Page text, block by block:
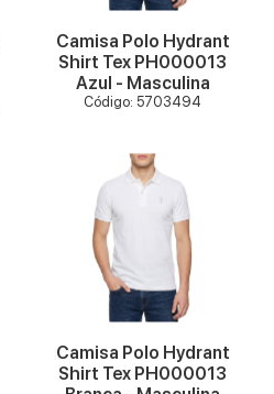
Camisa Polo Hydrant
Shirt Tex PH000013
Azul - Masculina
Código: 5703494
VER MAIS
Camisa Polo Hydrant
Shirt Tex PH000013